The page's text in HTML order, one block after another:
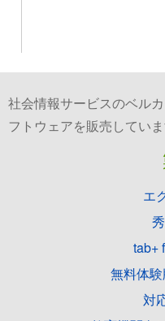
社会情報サービスのベル
フトウェアを販売していま
エ
tab+
無料体
対